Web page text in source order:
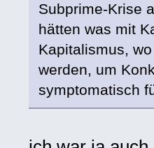
Subprime-Krise
hätten was mit
Kapitalismus,
werden, um
symptomatisch